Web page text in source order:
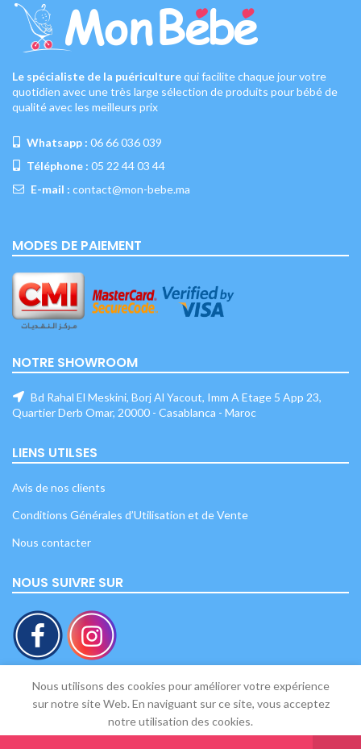
Le spécialiste de la puériculturequi facilite chaque jour votre
quotidien avec une très large sélection de produits pour bébé de
qualité avec les meilleurs prix
Whatsapp : 06 66 036 039
Téléphone : 05 22 44 03 44
E-mail : contact@mon-bebe.ma
MODES DE PAIEMENT
NOTRE SHOWROOM
Bd Rahal El Meskini, Borj Al Yacout, Imm A Etage 5 App 23,
Quartier Derb Omar, 20000 - Casablanca - Maroc
LIENS UTILSES
Avis de nos clients
Conditions Générales d’Utilisation et de Vente
Nous contacter
NOUS SUIVRE SUR
Mon Bébé 2020 - Tous droits réservés.
Nous utilisons des cookies pour améliorer votre expérience
sur notre site Web. En naviguant sur ce site, vous acceptez
notre utilisation des cookies.